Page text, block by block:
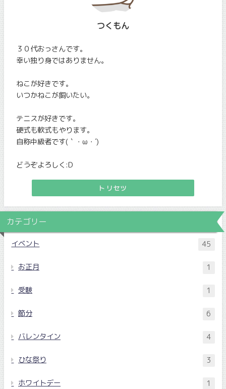
つくもん
３０代おっさんです。
幸い独り身ではありません。
ねこが好きです。
いつかねこが飼いたい。
テニスが好きです。
硬式も軟式もやります。
自称中級者です(｀・ω・´)
どうぞよろしく:D
トリセツ
カテゴリー
イベント 45
お正月 1
受験 1
節分 6
バレンタイン 4
ひな祭り 3
ホワイトデー 1